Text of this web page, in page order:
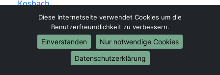
Kosbach
Umzug von Mülheim an der Ruhr nach In der
Umzug von Mülheim an der Ruhr nach
Häusling
Umzug von Mülheim an der Ruhr nach
Diese Internetseite verwendet Cookies um die
Benutzerfreundlichkeit zu verbessern.
Einverstanden
Nur notwendige Cookies
Datenschutzerklärung